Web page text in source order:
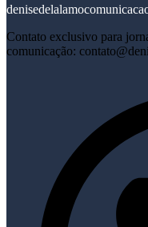
Contato exclusivo para
comunicação: